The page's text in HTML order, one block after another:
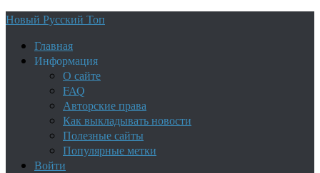
Новый Русский Топ
Главная
Информация
О сайте
FAQ
Авторские права
Как выкладывать новости
Полезные сайты
Популярные метки
Войти